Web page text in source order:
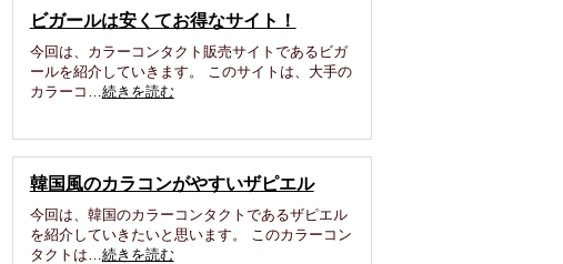
ビガールは安くてお得なサイト！
今回は、カラーコンタクト販売サイトであるビガ
ールを紹介していきます。 このサイトは、大手の
カラーコ…続きを読む
韓国風のカラコンがやすいザピエル
今回は、韓国のカラーコンタクトであるザピエル
を紹介していきたいと思います。 このカラーコン
タクトは…続きを読む